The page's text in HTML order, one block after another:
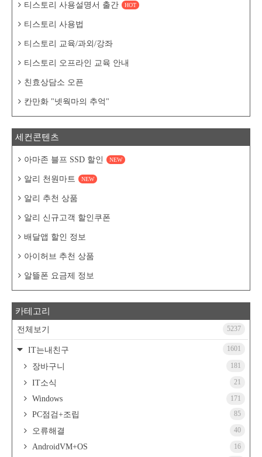
티스토리 사용설명서 출간 HOT
티스토리 사용법
티스토리 교육/과외/강좌
티스토리 오프라인 교육 안내
친효상담소 오픈
칸만화 "넷웍마의 추억"
세컨콘텐츠
아마존 블프 SSD 할인 NEW
알리 천원마트 NEW
알리 추천 상품
알리 신규고객 할인쿠폰
배달앱 할인 정보
아이허브 추천 상품
알뜰폰 요금제 정보
카테고리
전체보기 5237
IT는내친구 1601
장바구니 181
IT소식 21
Windows 171
PC점검+조립 85
오류해결 40
AndroidVM+OS 16